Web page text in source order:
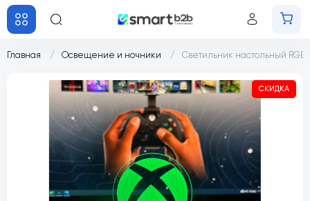
Главная Освещение и ночники Светильник настольный RGB
СКИДКА